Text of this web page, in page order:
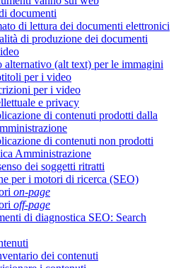
documenti
di lettura dei documenti elettronici
di produzione dei documenti
alternativo (alt text) per le immagini
per i video
per i video
e privacy
di contenuti prodotti dalla
di contenuti non prodotti
Amministrazione
dei soggetti ritratti
per i motori di ricerca (SEO)
on-page
off-page
di diagnostica SEO: Search
dei contenuti